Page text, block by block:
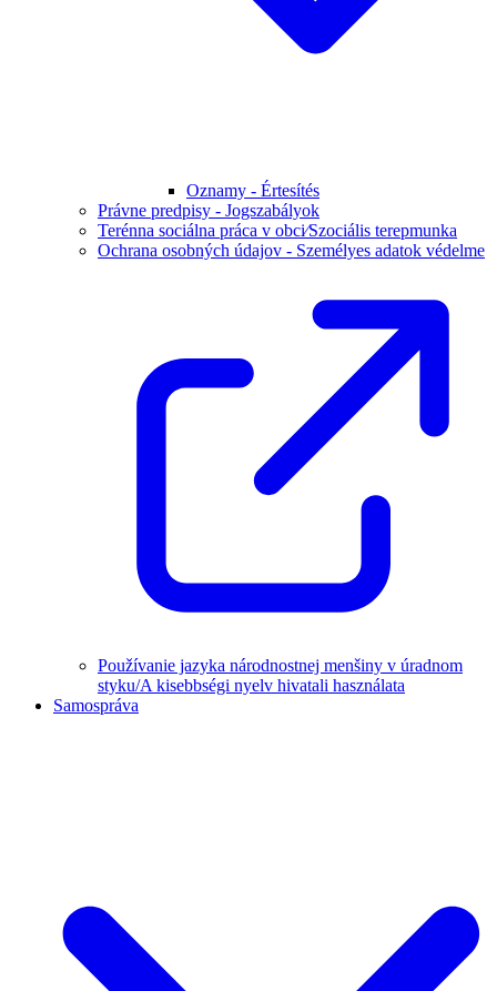
Oznamy - Értesítés
Právne predpisy - Jogszabályok
Terénna sociálna práca v obci⁄Szociális terepmunka
Ochrana osobných údajov - Személyes adatok védelme
Používanie jazyka národnostnej menšiny v úradnom
styku/A kisebbségi nyelv hivatali használata
Samospráva